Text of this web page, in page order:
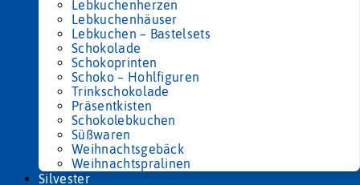
Lebkuchenherzen
Lebkuchenhäuser
Lebkuchen – Bastelsets
Schokolade
Schokoprinten
Schoko – Hohlfiguren
Trinkschokolade
Präsentkisten
Schokolebkuchen
Süßwaren
Weihnachtsgebäck
Weihnachtspralinen
Silvester